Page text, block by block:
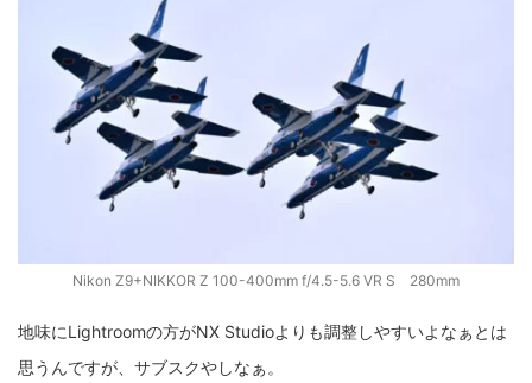
Nikon Z9+NIKKOR Z 100-400mm f/4.5-5.6 VR S 280mm
地味にLightroomの方がNX Studioよりも調整しやすいよなぁとは
思うんですが、サブスクやしなぁ。